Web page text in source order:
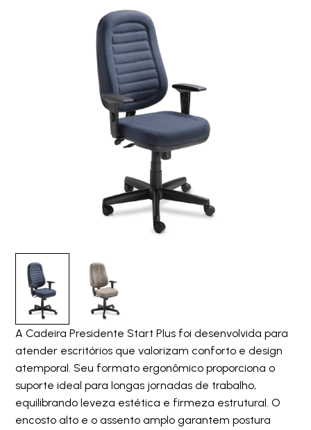
A Cadeira Presidente Start Plus foi desenvolvida para
atender escritórios que valorizam conforto e design
atemporal. Seu formato ergonômico proporciona o
suporte ideal para longas jornadas de trabalho,
equilibrando leveza estética e firmeza estrutural. O
encosto alto e o assento amplo garantem postura